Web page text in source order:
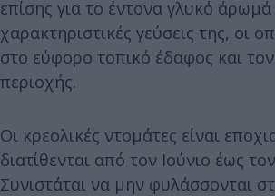
επίσης για το έντονα γλυκό άρωμά
χαρακτηριστικές γεύσεις της, οι
στο εύφορο τοπικό έδαφος και
περιοχής.
Οι κρεολικές ντομάτες είναι
διατίθενται από τον Ιούνιο έως
Συνιστάται να μην φυλάσσονται